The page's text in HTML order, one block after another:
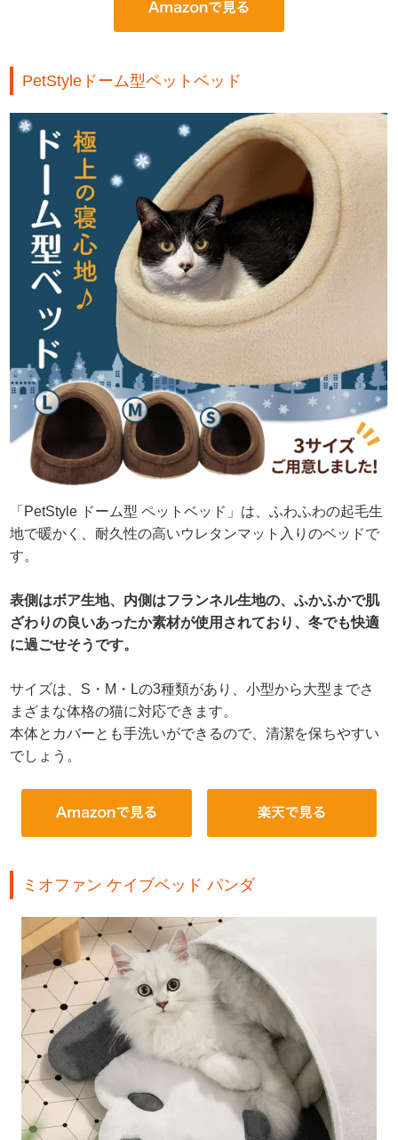
PetStyleドーム型ペットベッド
「PetStyle ドーム型 ペットベッド」は、ふわふわの起毛生
地で暖かく、耐久性の高いウレタンマット入りのベッドで
す。
表側はボア生地、内側はフランネル生地の、ふかふかで肌
ざわりの良いあったか素材が使用されており、冬でも快適
に過ごせそうです。
サイズは、S・M・Lの3種類があり、小型から大型までさ
まざまな体格の猫に対応できます。
本体とカバーとも手洗いができるので、清潔を保ちやすい
でしょう。
ミオファン ケイブベッド パンダ